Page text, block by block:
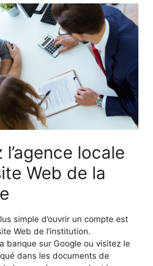
l’agence locale
Web de la
simple d’ouvrir un compte est
Web de l’institution.
banque sur Google ou visitez le
dans les documents de